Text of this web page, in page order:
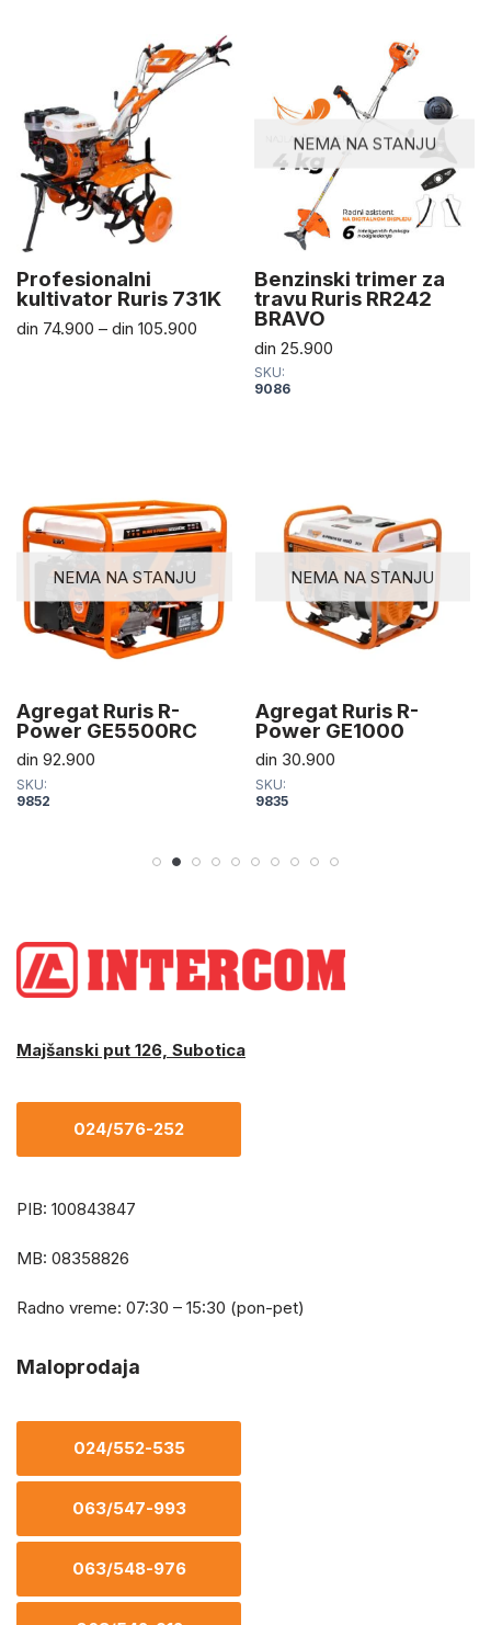
Profesionalni
kultivator Ruris 731K
din 74.900 – din 105.900
NEMA NA STANJU
Benzinski trimer za
travu Ruris RR242
BRAVO
din 25.900
SKU:
9086
NEMA NA STANJU
Agregat Ruris R-
Power GE5500RC
din 92.900
SKU:
9852
NEMA NA STANJU
Agregat Ruris R-
Power GE1000
din 30.900
SKU:
9835
Majšanski put 126, Subotica
024/576-252
PIB: 100843847
MB: 08358826
Radno vreme: 07:30 – 15:30 (pon-pet)
Maloprodaja
024/552-535
063/547-993
063/548-976